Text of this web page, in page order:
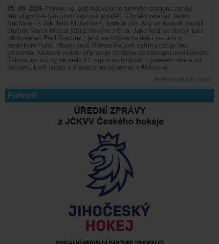
05. 08. 2026 Trénink na ledě milevského zimního stadionu zahájil
druholigový A-tým první srpnové pondělí. Chyběli veteráni Jakub
Suchánek s Jakubem Matušíkem, formou zkoušky se naopak zapojil
útočník Marek Mičkal (20) z Nového Jičína. Jako host se objevil také
odchovanec Emil Švec ml., jenž se chystá na další sezonu v
anglickém Hullu. Hlavní kouč Roman Fousek zatím pracuje bez
asistenta. Klubové vedení připravuje schůzku se zástupci prvoligového
Tábora, na níž by se mělo 12. srpna rozhodnout o jménech hráčů od
Jordánu, kteří budou k dispozici na výpomoc v Milevsku.
Archiv krátkých zpráv...
Partneři